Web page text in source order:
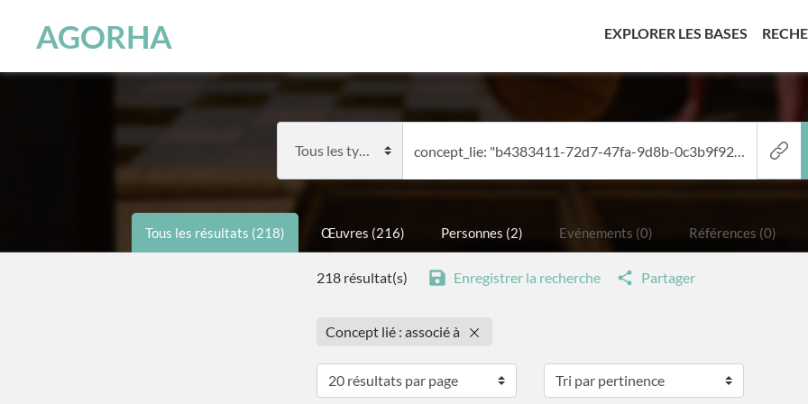
AGORHA EXPLORER LES BASES
Tous les résultats (218) Œuvres (216) Personnes (2) Evénements (0) Références (0)
218 résultat(s) Enregistrer la recherche Partager
Concept lié : associé à